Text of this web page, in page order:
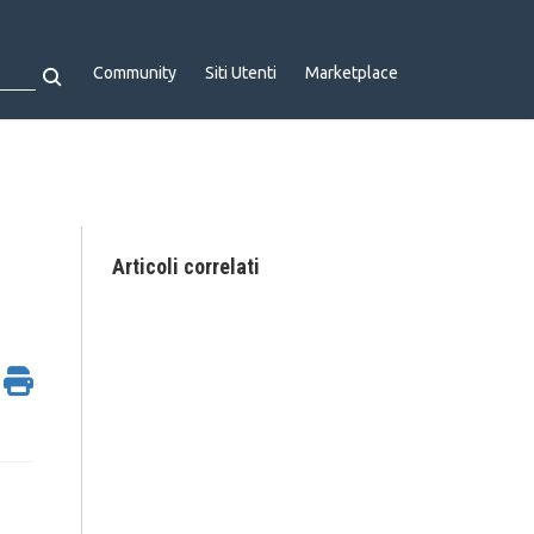
Community Siti Utenti Marketplace
Articoli correlati